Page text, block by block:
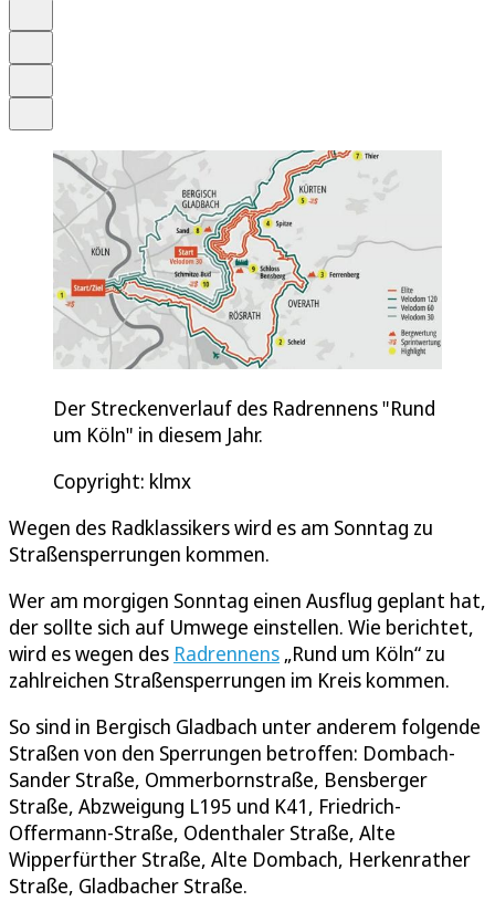
Der Streckenverlauf des Radrennens "Rund
um Köln" in diesem Jahr.
Copyright: klmx
Wegen des Radklassikers wird es am Sonntag zu
Straßensperrungen kommen.
Wer am morgigen Sonntag einen Ausflug geplant hat,
der sollte sich auf Umwege einstellen. Wie berichtet,
wird es wegen des Radrennens „Rund um Köln“ zu
zahlreichen Straßensperrungen im Kreis kommen.
So sind in Bergisch Gladbach unter anderem folgende
Straßen von den Sperrungen betroffen: Dombach-
Sander Straße, Ommerbornstraße, Bensberger
Straße, Abzweigung L195 und K41, Friedrich-
Offermann-Straße, Odenthaler Straße, Alte
Wipperfürther Straße, Alte Dombach, Herkenrather
Straße, Gladbacher Straße.